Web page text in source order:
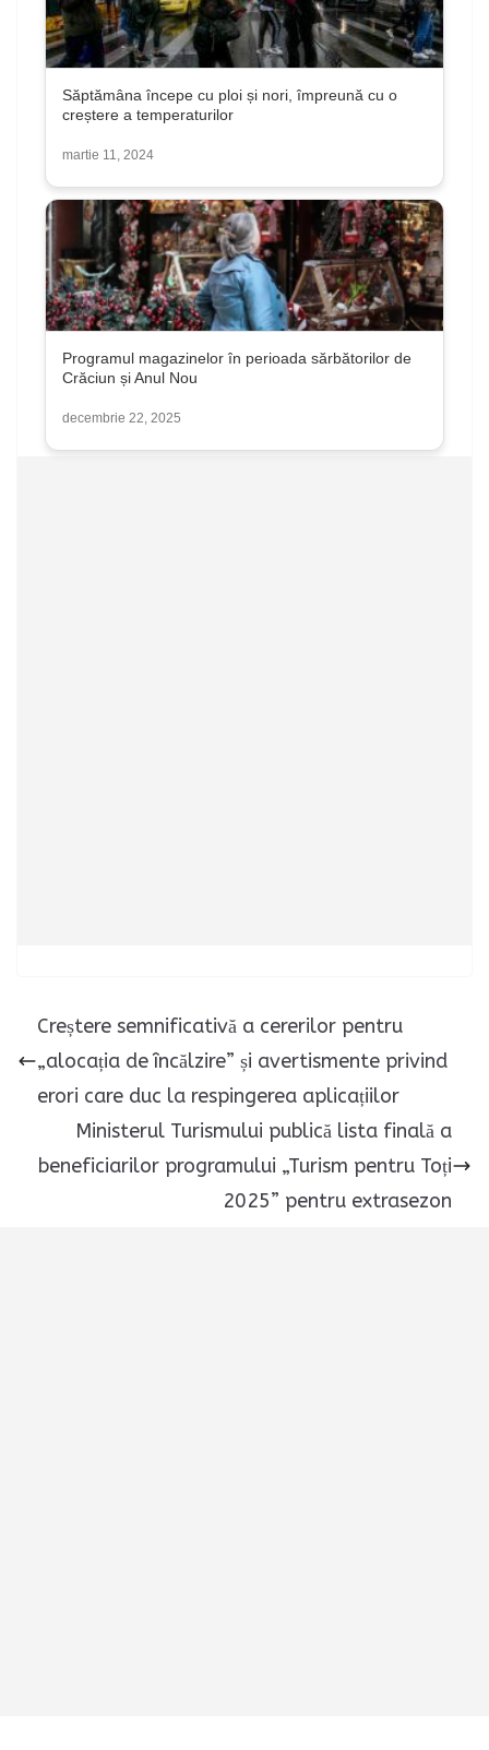
Săptămâna începe cu ploi și nori, împreună cu o
creștere a temperaturilor
martie 11, 2024
Programul magazinelor în perioada sărbătorilor de
Crăciun și Anul Nou
decembrie 22, 2025
Creștere semnificativă a cererilor pentru
„alocația de încălzire” și avertismente privind
erori care duc la respingerea aplicațiilor
Ministerul Turismului publică lista finală a
beneficiarilor programului „Turism pentru Toți
2025” pentru extrasezon